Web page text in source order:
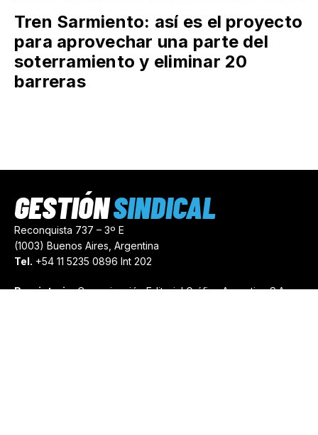
Tren Sarmiento: así es el proyecto
para aprovechar una parte del
soterramiento y eliminar 20
barreras
Reconquista 737 – 3º E
(1003) Buenos Aires, Argentina
Tel. +54 11 5235 0896 Int 202
Propietario:Comunicación Editorial Gráfica Argentina S.A.
GESTIÓNSINDICAL